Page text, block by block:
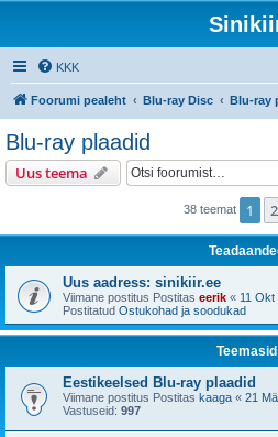
KKK
Foorumi pealeht Blu-ray Disc Blu-ray
Blu-ray plaadid
Uus teema
38 teemat 1 2
Uus aadress: sinikiir.ee
Viimane postitus Postitas eerik « 11 Okt
Postitatud Ostukohad ja soodukad
Teemasid
Eestikeelsed Blu-ray plaadid
Viimane postitus Postitas kaaga « 21
Vastuseid: 997